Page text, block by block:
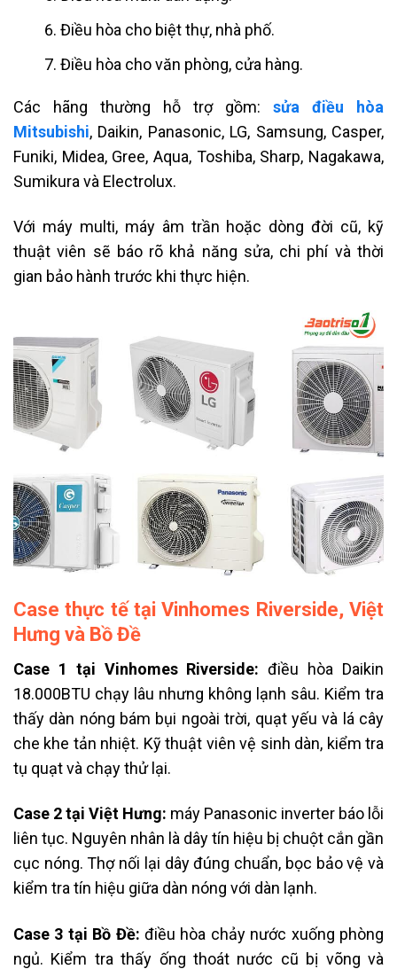
Điều hòa cho biệt thự, nhà phố.
Điều hòa cho văn phòng, cửa hàng.
Các hãng thường hỗ trợ gồm: sửa điều hòa
Mitsubishi, Daikin, Panasonic, LG, Samsung, Casper,
Funiki, Midea, Gree, Aqua, Toshiba, Sharp, Nagakawa,
Sumikura và Electrolux.
Với máy multi, máy âm trần hoặc dòng đời cũ, kỹ
thuật viên sẽ báo rõ khả năng sửa, chi phí và thời
gian bảo hành trước khi thực hiện.
Case thực tế tại Vinhomes Riverside, Việt
Hưng và Bồ Đề
Case 1 tại Vinhomes Riverside: điều hòa Daikin
18.000BTU chạy lâu nhưng không lạnh sâu. Kiểm tra
thấy dàn nóng bám bụi ngoài trời, quạt yếu và lá cây
che khe tản nhiệt. Kỹ thuật viên vệ sinh dàn, kiểm tra
tụ quạt và chạy thử lại.
Case 2 tại Việt Hưng: máy Panasonic inverter báo lỗi
liên tục. Nguyên nhân là dây tín hiệu bị chuột cắn gần
cục nóng. Thợ nối lại dây đúng chuẩn, bọc bảo vệ và
kiểm tra tín hiệu giữa dàn nóng với dàn lạnh.
Case 3 tại Bồ Đề: điều hòa chảy nước xuống phòng
ngủ. Kiểm tra thấy ống thoát nước cũ bị võng và